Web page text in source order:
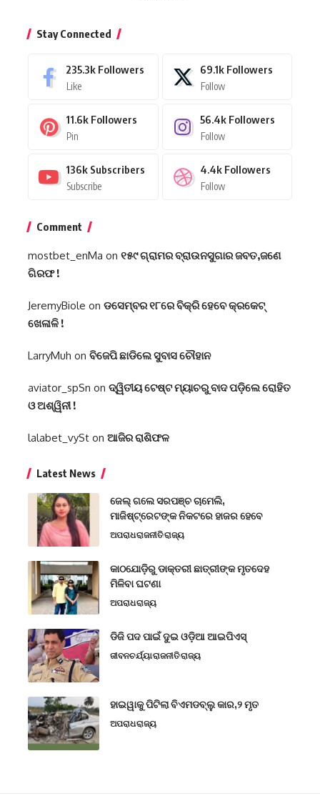
Stay Connected
235.3k Followers
Like
69.1k Followers
Follow
11.6k Followers
Pin
56.4k Followers
Follow
136k Subscribers
Subscribe
4.4k Followers
Follow
Comment
mostbet_enMa on ୧୫୯ ଗ୍ରାମର ବ୍ରାଉନସୁଗାର ଜବତ,ଜଣେ
ଗିରଫ !
JeremyBiole on ଡସେମ୍ବର ୧୮ରେ ବିକ୍ରି ହେବେ କ୍ରକେଟ୍
ଖେଳାଳି !
LarryMuh on ବିଜେପି ଛାଡିଲେ ସୁବାସ ଚୌହାନ
aviator_spSn on ଦ୍ୱିତୀୟ ଟେଷ୍ଟ ମ୍ୟାଚରୁ ବାଦ ପଡ଼ିଲେ ରୋହିତ
ଓ ଅଶ୍ୱିନୀ !
lalabet_vySt on ଆଜିର ରାଶିଫଳ
Latest News
ଜେଲ୍ ଗଲେ ସରପଞ୍ଚ ଚାମେଲି,
ମାଜିଷ୍ଟ୍ରେଟଙ୍କ ନିକଟରେ ହାଜର ହେବେ
ଅପରାଧରାଜନୀତିରାଜ୍ୟ
କାଠଯୋଡ଼ିରୁ ଡାକ୍ତରୀ ଛାତ୍ରୀଙ୍କ ମୃତଦେହ
ମିଳିବା ଘଟଣା
ଅପରାଧରାଜ୍ୟ
ଡିଜି ପଦ ପାଇଁ ଦୁଇ ଓଡ଼ିଆ ଆଇପିଏସ୍
ଜୀବନଚର୍ଯ୍ୟାରାଜନୀତିରାଜ୍ୟ
ହାଇୱାକୁ ପିଟିଲା ବିଏମଡବ୍ଲୁ କାର,୨ ମୃତ
ଅପରାଧରାଜ୍ୟ